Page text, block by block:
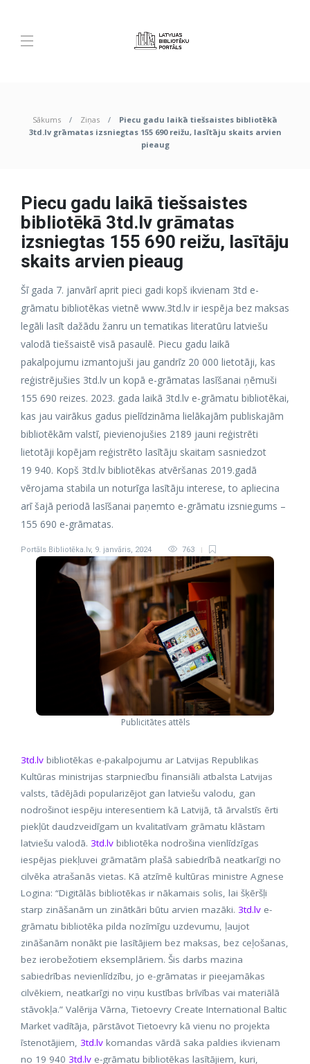
Sākums Ziņas
Piecu gadu laikā tiešsaistes bibliotēkā
3td.lv grāmatas izsniegtas 155 690 reižu, lasītāju skaits arvien
pieaug
Piecu gadu laikā tiešsaistes
bibliotēkā 3td.lv grāmatas
izsniegtas 155 690 reižu, lasītāju
skaits arvien pieaug
Šī gada 7. janvārī aprit pieci gadi kopš ikvienam 3td e-
grāmatu bibliotēkas vietnē www.3td.lv ir iespēja bez maksas
legāli lasīt dažādu žanru un tematikas literatūru latviešu
valodā tiešsaistē visā pasaulē. Piecu gadu laikā
pakalpojumu izmantojuši jau gandrīz 20 000 lietotāji, kas
reģistrējušies 3td.lv un kopā e-grāmatas lasīšanai ņēmuši
155 690 reizes. 2023. gada laikā 3td.lv e-grāmatu bibliotēkai,
kas jau vairākus gadus pielīdzināma lielākajām publiskajām
bibliotēkām valstī, pievienojušies 2189 jauni reģistrēti
lietotāji kopējam reģistrēto lasītāju skaitam sasniedzot
19 940. Kopš 3td.lv bibliotēkas atvēršanas 2019.gadā
vērojama stabila un noturīga lasītāju interese, to apliecina
arī šajā periodā lasīšanai paņemto e-grāmatu izsniegums –
155 690 e-grāmatas.
Portāls Bibliotēka.lv, 9. janvāris, 2024 763
Publicitātes attēls
3td.lv bibliotēkas e-pakalpojumu ar Latvijas Republikas
Kultūras ministrijas starpniecību finansiāli atbalsta Latvijas
valsts, tādējādi popularizējot gan latviešu valodu, gan
nodrošinot iespēju interesentiem kā Latvijā, tā ārvalstīs ērti
piekļūt daudzveidīgam un kvalitatīvam grāmatu klāstam
latviešu valodā. 3td.lv bibliotēka nodrošina vienlīdzīgas
iespējas piekļuvei grāmatām plašā sabiedrībā neatkarīgi no
cilvēka atrašanās vietas. Kā atzīmē kultūras ministre Agnese
Logina: “Digitālās bibliotēkas ir nākamais solis, lai šķēršļi
starp zināšanām un zinātkāri būtu arvien mazāki. 3td.lv e-
grāmatu bibliotēka pilda nozīmīgu uzdevumu, ļaujot
zināšanām nonākt pie lasītājiem bez maksas, bez ceļošanas,
bez ierobežotiem eksemplāriem. Šis darbs mazina
sabiedrības nevienlīdzību, jo e-grāmatas ir pieejamākas
cilvēkiem, neatkarīgi no viņu kustības brīvības vai materiālā
stāvokļa.” Valērija Vārna, Tietoevry Create International Baltic
Market vadītāja, pārstāvot Tietoevry kā vienu no projekta
īstenotājiem, 3td.lv komandas vārdā saka paldies ikvienam
no 19 940 3td.lv e-grāmatu bibliotēkas lasītājiem, kuri,